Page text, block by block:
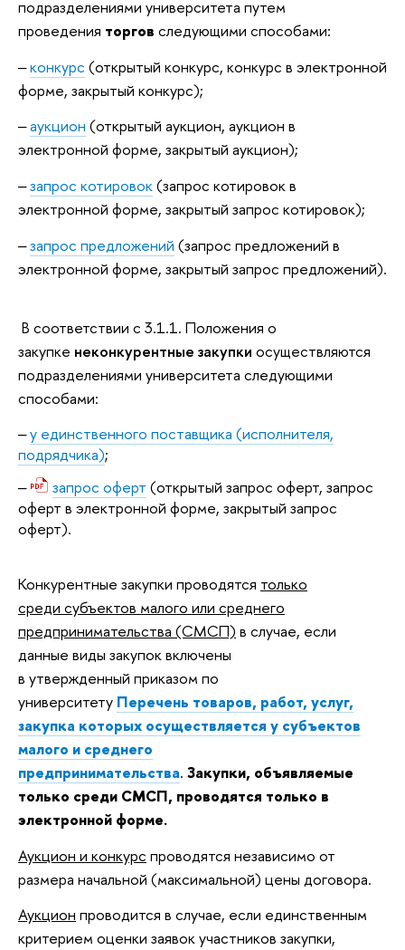
подразделениями университета путем
проведения торгов следующими способами:
‒конкурс (открытый конкурс, конкурс в электронной
форме, закрытый конкурс);
‒аукцион (открытый аукцион, аукцион в
электронной форме, закрытый аукцион);
‒запрос котировок(запрос котировок в
электронной форме, закрытый запрос котировок);
‒запрос предложений (запрос предложений в
электронной форме, закрытый запрос предложений).
В соответствии с 3.1.1. Положения о
закупке неконкурентные закупки осуществляются
подразделениями университета следующими
способами:
‒у единственного поставщика (исполнителя,
подрядчика);
‒
запрос оферт (открытый запрос оферт, запрос
оферт в электронной форме, закрытый запрос
оферт).
Конкурентные закупки проводятся только
среди субъектов малого или среднего
предпринимательства (СМСП) в случае, если
данные виды закупок включены
в утвержденный приказом по
университету Перечень товаров, работ, услуг,
закупка которых осуществляется у субъектов
малого и среднего
предпринимательства. Закупки, объявляемые
только среди СМСП, проводятся только в
электронной форме.
Аукцион и конкурс проводятся независимо от
размера начальной (максимальной) цены договора.
Аукцион проводится в случае, если единственным
критерием оценки заявок участников закупки,